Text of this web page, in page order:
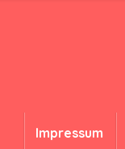
Impressum